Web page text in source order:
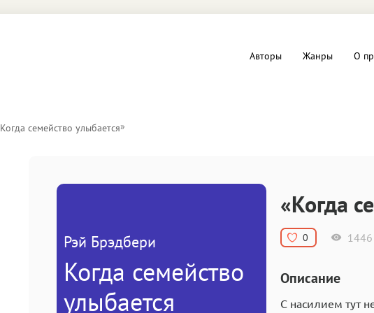
Драматургия
Домоводство Компьютеры и Интернет
Фольклор
Авторы Жанры О
Когда семейство улыбается»
Рэй Брэдбери
Когда семейство
улыбается
«Когда
0 1446
Описание
С насилием тут